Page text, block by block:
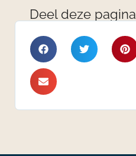
Deel deze pagina